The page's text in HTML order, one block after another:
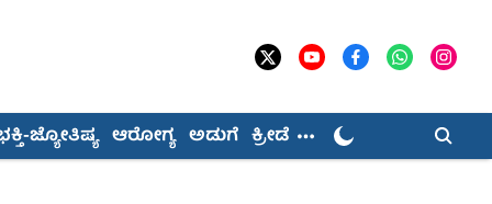
ಜ್ಯೋತಿಷ್ಯ ಆರೋಗ್ಯ ಅಡುಗೆ ಕ್ರೀಡೆ